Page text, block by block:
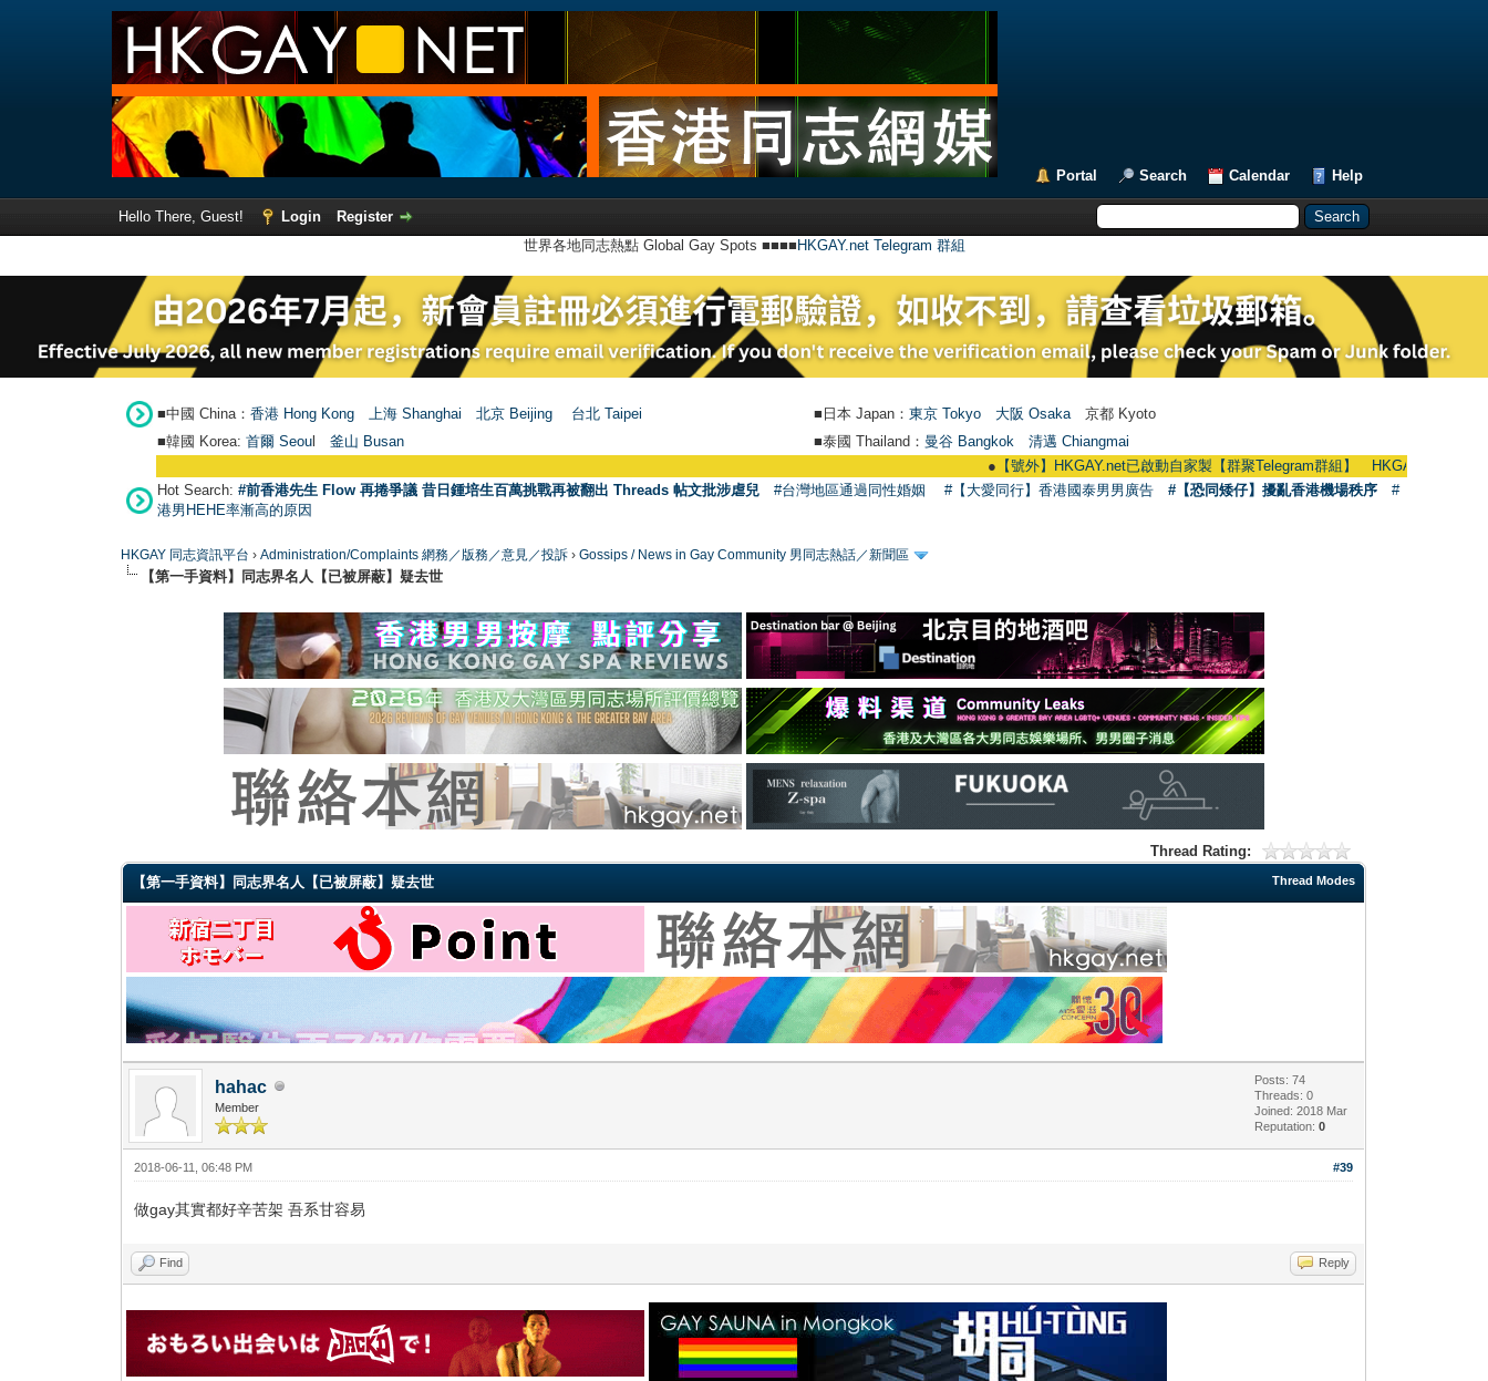
Portal Search Calendar Help
Hello There, Guest! Login
Register
世界各地同志熱點 Global Gay Spots ■■■■ HKGAY.net Telegram 群組
■中國 China： 香港 Hong Kong 上海 Shanghai 北京 Beijing 台北 Taipei ■日本 Japan： 東京 Tokyo 大阪 Osaka 京都 Kyoto
■韓國 Korea: 首爾 Seou 釜山 Busan ■泰國 Thailand： 曼谷 Bangkok
清邁 Chiangmai
【號外】HKGAY.net已啟動自家製【群聚Telegram群組】 HKGAY.net has already
Hot Search: #前香港先生 Flow 再捲爭議 昔日鍾培生百萬挑戰再被翻出 Threads 帖文批涉虐兒 #台灣地區通過同性婚姻 #【大愛同行】香港國泰男男廣告 #【恐同矮仔】擾亂香港機場秩序
#
港男HEHE率漸高的原因
HKGAY 同志資訊平台 ›Administration/Complaints 網務／版務／意見／投訴 ›Gossips / News in Gay Community 男同志熱話／新聞區
【第一手資料】同志界名人【已被屏蔽】疑去世
Thread Rating:
Thread Modes
【第一手資料】同志界名人【已被屏蔽】疑去世
hahac
Member
Posts: 74
Threads: 0
Joined: 2018 Mar
Reputation:0
#39
2018-06-11, 06:48 PM
做gay其實都好辛苦架 吾系甘容易
Find Reply